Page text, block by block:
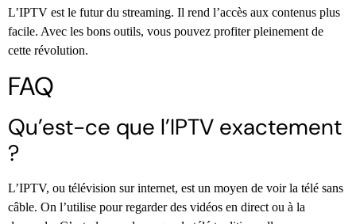
L’IPTV est le futur du streaming. Il rend l’accès aux contenus plus
facile. Avec les bons outils, vous pouvez profiter pleinement de
cette révolution.
FAQ
Qu’est-ce que l’IPTV exactement
?
L’IPTV, ou télévision sur internet, est un moyen de voir la télé sans
câble. On l’utilise pour regarder des vidéos en direct ou à la